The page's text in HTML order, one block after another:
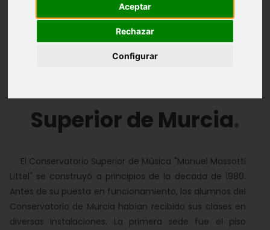
Aceptar
Rechazar
Configurar
Introducción Proyecto de construcción
Inauguración Evolución
Superior de Murcia
El Conservatorio Superior de Música "Manuel Massotti
Littel" se construyó a principios de la decada de 1980.
Antes de su puesta en funcionamiento, los alumnos del
Conservatorio de Murcia habían recibido sus clases en
diversas instalaciones. La primera sede fue el piso